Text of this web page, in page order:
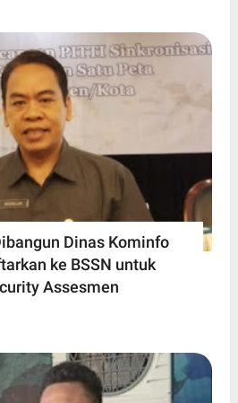
Dinas Kominfo
ke BSSN untuk
Assesmen